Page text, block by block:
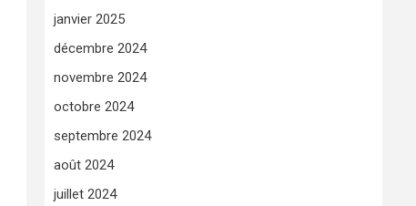
janvier 2025
décembre 2024
novembre 2024
octobre 2024
septembre 2024
août 2024
juillet 2024